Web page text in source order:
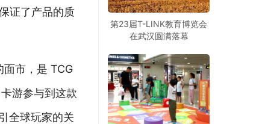
证了产品的质
面市，是 TCG
游参与到这款
全球玩家的关
第23届T-LINK教育博览会
在武汉圆满落幕